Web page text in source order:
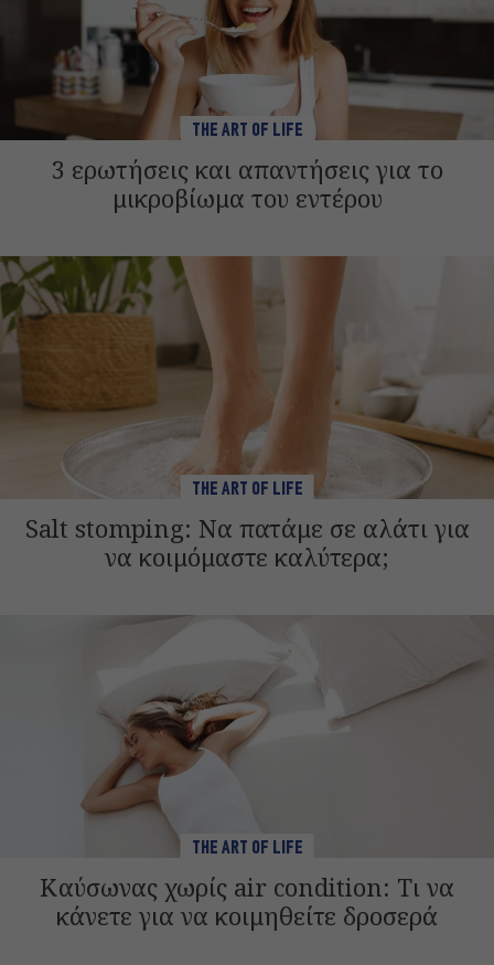
THE ART OF LIFE
3 ερωτήσεις και απαντήσεις για το
μικροβίωμα του εντέρου
THE ART OF LIFE
Salt stomping: Να πατάμε σε αλάτι για
να κοιμόμαστε καλύτερα;
THE ART OF LIFE
Καύσωνας χωρίς air condition: Τι να
κάνετε για να κοιμηθείτε δροσερά